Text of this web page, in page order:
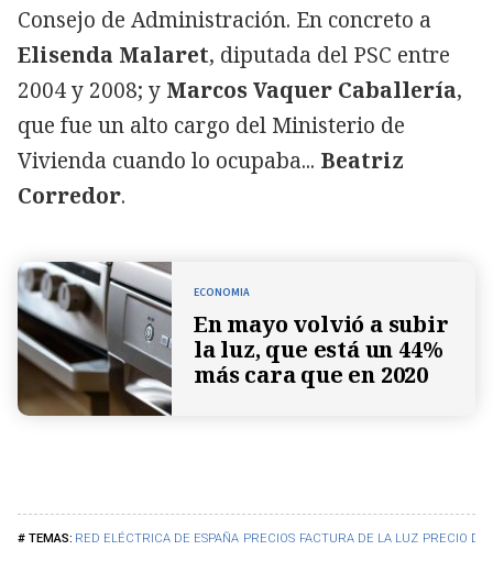
RED ELÉCTRICA DE ESPAÑA PRECIOS FACTURA DE LA LUZ PRECIO DE
Consejo de Administración. En concreto a
Elisenda Malaret, diputada del PSC entre
2004 y 2008; y Marcos Vaquer Caballería,
que fue un alto cargo del Ministerio de
Vivienda cuando lo ocupaba... Beatriz
Corredor.
ECONOMIA
En mayo volvió a subir
la luz, que está un 44%
más cara que en 2020